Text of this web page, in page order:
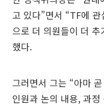
고 있다”면서 “TF에
으로 더 의원들이 더
했다.
그러면서 그는 “아마
인원과 논의 내용, 과